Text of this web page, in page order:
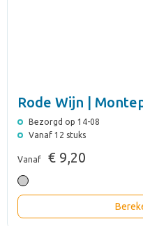
Rode Wijn |
Bezorgd op 14-08
Vanaf 12 stuks
Vanaf € 9,20